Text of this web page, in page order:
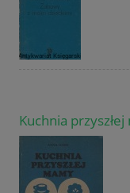
Kuchnia